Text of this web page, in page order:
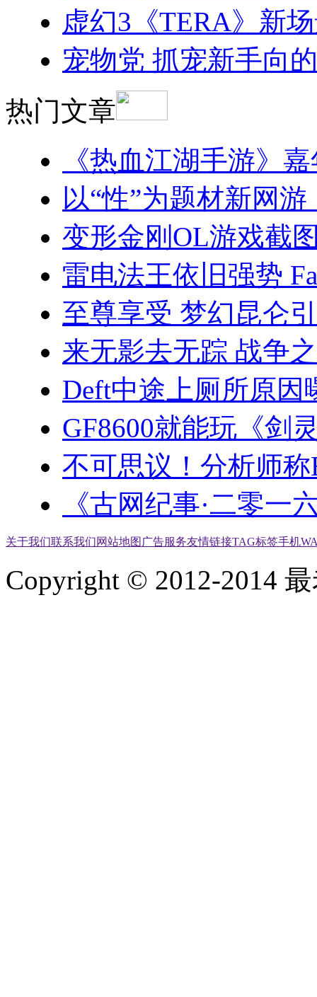
虚幻3《TERA》新
宠物党 抓宠新手向
热门文章
《热血江湖手游》
以“性”为题材新网
变形金刚OL游戏截
雷电法王依旧强势
至尊享受 梦幻昆仑
来无影去无踪 战争
Deft中途上厕所原因
GF8600就能玩《剑
不可思议！分析师
《古网纪事·二零一
关于我们联系我们网站地图 广告服务友情链接TAG标签手机
Copyright © 2012-2014